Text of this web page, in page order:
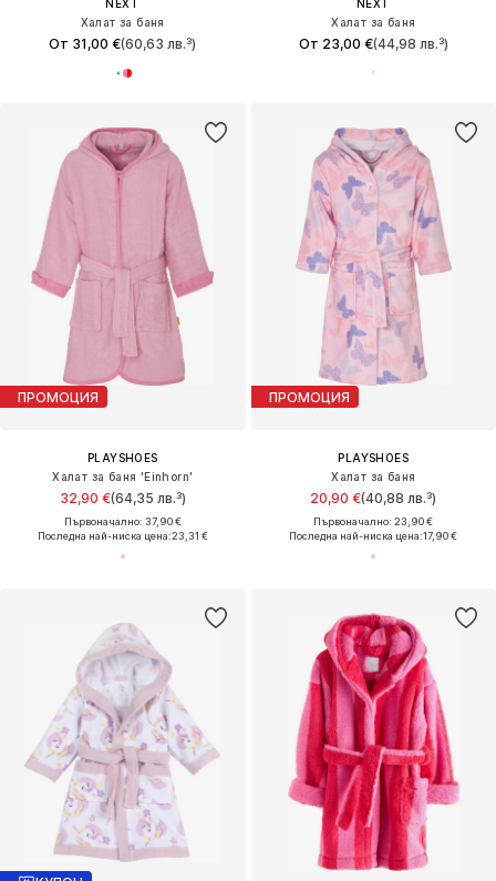
NEXT
Халат за баня
От 31,00 €(60,63 лв.³)
NEXT
Халат за баня
От 23,00 €(44,98 лв.³)
ПРОМОЦИЯ
PLAYSHOES
Халат за баня 'Einhorn'
32,90 €(64,35 лв.³)
Първоначално: 37,90 €
Последна най-ниска цена:23,31 €
ПРОМОЦИЯ
PLAYSHOES
Халат за баня
20,90 €(40,88 лв.³)
Първоначално: 23,90 €
Последна най-ниска цена:17,90 €